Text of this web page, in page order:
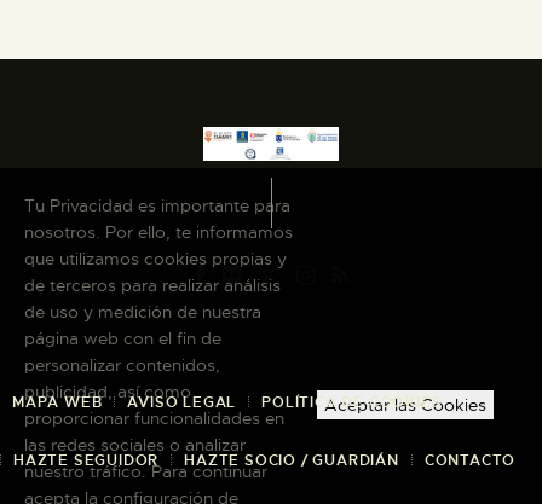
MAPA WEB AVISO LEGAL POLÍTICA DE COOKIES
HAZTE SEGUIDOR HAZTE SOCIO / GUARDIÁN CONTACTO
Tu Privacidad es importante para
nosotros. Por ello, te informamos
que utilizamos cookies propias y
de terceros para realizar análisis
de uso y medición de nuestra
página web con el fin de
personalizar contenidos,
publicidad, así como
proporcionar funcionalidades en
las redes sociales o analizar
nuestro tráfico. Para continuar
acepta la configuración de
Aceptar las Cookies